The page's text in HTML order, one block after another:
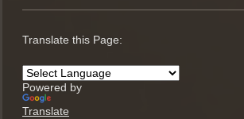
Translate this Page:
Powered by
Translate